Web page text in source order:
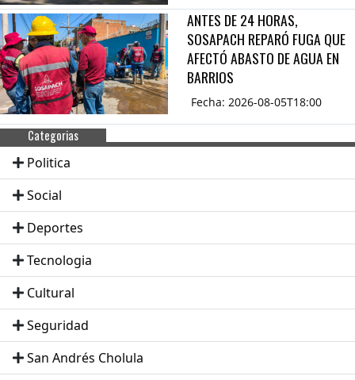
ANTES DE 24 HORAS,
SOSAPACH REPARÓ FUGA QUE
AFECTÓ ABASTO DE AGUA EN
BARRIOS
Fecha: 2026-08-05T18:00
Categorias
Politica
Social
Deportes
Tecnologia
Cultural
Seguridad
San Andrés Cholula